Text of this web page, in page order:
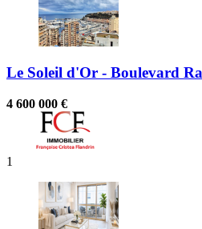
Le Soleil d'Or - Boulevard
4 600 000 €
1